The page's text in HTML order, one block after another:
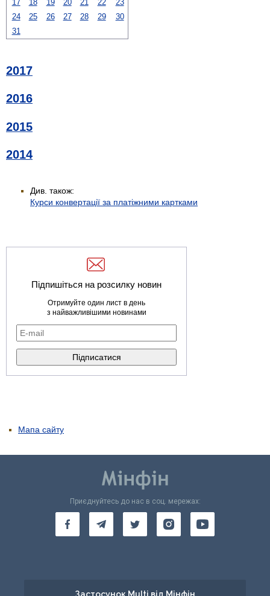
17 18 19 20 21 22
23
24
25 26 27 28 29
30
31
2017
2016
2015
2014
Див. також:
Курси конвертації за платіжними картками
Підпишіться на розсилку новин
Отримуйте один лист в день
з найважливішими новинами
Мапа сайту
Приєднуйтесь до нас в соц. мережах: